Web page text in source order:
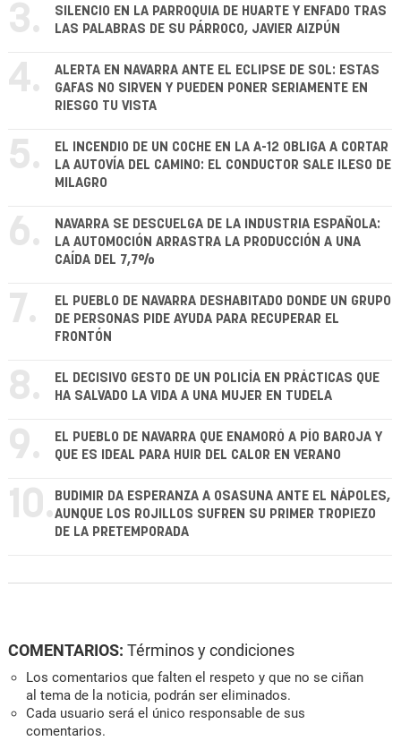
3.
SILENCIO EN LA PARROQUIA DE HUARTE Y ENFADO TRAS
LAS PALABRAS DE SU PÁRROCO, JAVIER AIZPÚN
4.
ALERTA EN NAVARRA ANTE EL ECLIPSE DE SOL: ESTAS
GAFAS NO SIRVEN Y PUEDEN PONER SERIAMENTE EN
RIESGO TU VISTA
5.
EL INCENDIO DE UN COCHE EN LA A-12 OBLIGA A CORTAR
LA AUTOVÍA DEL CAMINO: EL CONDUCTOR SALE ILESO DE
MILAGRO
6.
NAVARRA SE DESCUELGA DE LA INDUSTRIA ESPAÑOLA:
LA AUTOMOCIÓN ARRASTRA LA PRODUCCIÓN A UNA
CAÍDA DEL 7,7%
7.
EL PUEBLO DE NAVARRA DESHABITADO DONDE UN GRUPO
DE PERSONAS PIDE AYUDA PARA RECUPERAR EL
FRONTÓN
8.
EL DECISIVO GESTO DE UN POLICÍA EN PRÁCTICAS QUE
HA SALVADO LA VIDA A UNA MUJER EN TUDELA
9.
EL PUEBLO DE NAVARRA QUE ENAMORÓ A PÍO BAROJA Y
QUE ES IDEAL PARA HUIR DEL CALOR EN VERANO
10. BUDIMIR DA ESPERANZA A OSASUNA ANTE EL NÁPOLES,
AUNQUE LOS ROJILLOS SUFREN SU PRIMER TROPIEZO
DE LA PRETEMPORADA
COMENTARIOS: Términos y condiciones
Los comentarios que falten el respeto y que no se ciñan
al tema de la noticia, podrán ser eliminados.
Cada usuario será el único responsable de sus
comentarios.